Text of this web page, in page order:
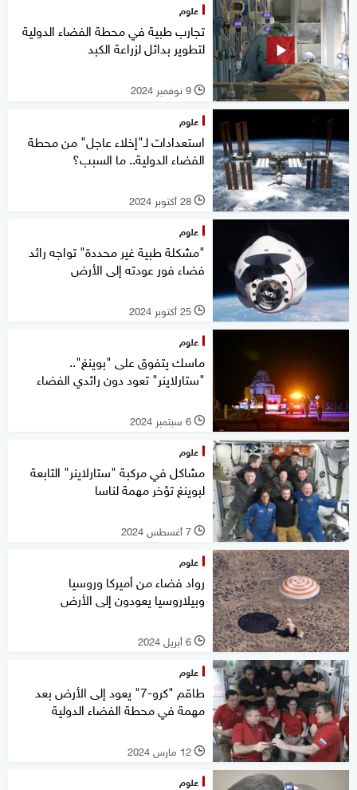
علوم
تجارب طبية في محطة الفضاء الدولية
لتطوير بدائل لزراعة الكبد
l 9 نوفمبر 2024
علوم
استعدادات لـ"إخلاء عاجل" من محطة
الفضاء الدولية.. ما السبب؟
l 28 أكتوبر 2024
علوم
"مشكلة طبية غير محددة" تواجه رائد
فضاء فور عودته إلى الأرض
l 25 أكتوبر 2024
علوم
ماسك يتفوق على "بوينغ"..
"ستارلاينر" تعود دون رائدي الفضاء
l 6 سبتمبر 2024
علوم
مشاكل في مركبة "ستارلاينر" التابعة
لبوينغ تؤخر مهمة لناسا
l 7 أغسطس 2024
علوم
رواد فضاء من أميركا وروسيا
وبيلاروسيا يعودون إلى الأرض
l 6 أبريل 2024
علوم
طاقم "كرو-7" يعود إلى الأرض بعد
مهمة في محطة الفضاء الدولية
l 12 مارس 2024
علوم